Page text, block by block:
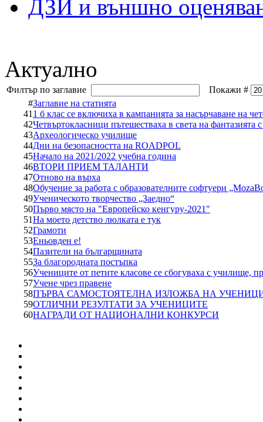
ДЗИ и външно
Актуално
Филтър по заглавие
Покажи #
#Заглавие на статията
411 б клас се включиха в кампанията за насърчаване на
42Четвъртокласници пътешестваха в света на фантазията
43Археологическо училище
44Дни на безопасността на ROADPOL
45Начало на 2021/2022 учебна година
46ВТОРИ ПРИЕМ ТАЛАНТИ
47Отново на върха
48Обучение за работа с образователните софтуери
49Ученическото творчество „Заедно“
50Първо място на "Европейско кенгуру-2021"
51На моето детство люлката е тук
52Грамоти
53Еньовден е!
54Пазители на българщината
55За благородната постъпка
56Учениците от петите класове се сбогуваха с училище,
57Учене чрез правене
58ПЪРВА САМОСТОЯТЕЛНА ИЗЛОЖБА НА
59ОТЛИЧНИ РЕЗУЛТАТИ ЗА УЧЕНИЦИТЕ
60НАГРАДИ ОТ НАЦИОНАЛНИ КОНКУРСИ